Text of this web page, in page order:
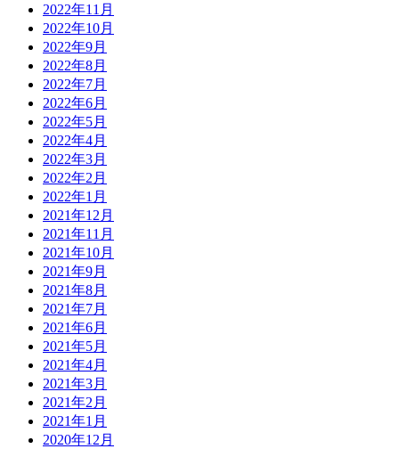
2022年11月
2022年10月
2022年9月
2022年8月
2022年7月
2022年6月
2022年5月
2022年4月
2022年3月
2022年2月
2022年1月
2021年12月
2021年11月
2021年10月
2021年9月
2021年8月
2021年7月
2021年6月
2021年5月
2021年4月
2021年3月
2021年2月
2021年1月
2020年12月